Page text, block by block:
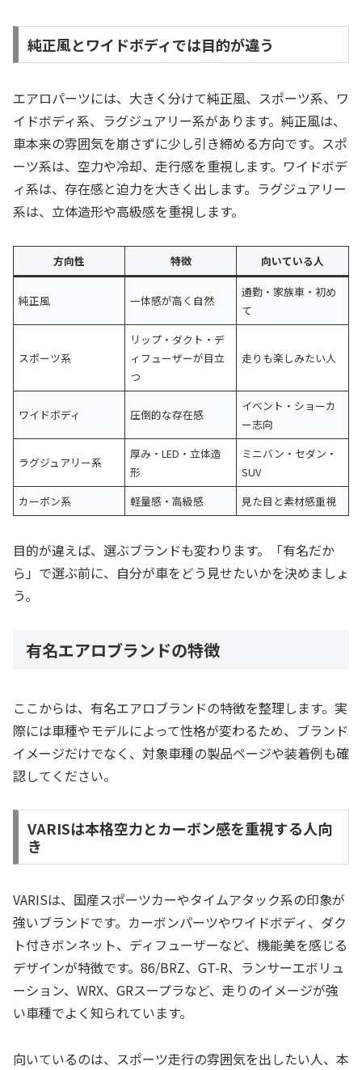
純正風とワイドボディでは目的が違う
エアロパーツには、大きく分けて純正風、スポーツ系、ワ
イドボディ系、ラグジュアリー系があります。純正風は、
車本来の雰囲気を崩さずに少し引き締める方向です。スポ
ーツ系は、空力や冷却、走行感を重視します。ワイドボデ
ィ系は、存在感と迫力を大きく出します。ラグジュアリー
系は、立体造形や高級感を重視します。
方向性 特徴 向いている人
純正風 一体感が高く自然
通勤・家族車・初め
て
スポーツ系
リップ・ダクト・デ
ィフューザーが目立
つ
走りも楽しみたい人
ワイドボディ 圧倒的な存在感
イベント・ショーカ
ー志向
ラグジュアリー系
厚み・LED・立体造
形
ミニバン・セダン・
SUV
カーボン系
軽量感・高級感 見た目と素材感重視
目的が違えば、選ぶブランドも変わります。「有名だか
ら」で選ぶ前に、自分が車をどう見せたいかを決めましょ
う。
有名エアロブランドの特徴
ここからは、有名エアロブランドの特徴を整理します。実
際には車種やモデルによって性格が変わるため、ブランド
イメージだけでなく、対象車種の製品ページや装着例も確
認してください。
VARISは本格空力とカーボン感を重視する人向
き
VARISは、国産スポーツカーやタイムアタック系の印象が
強いブランドです。カーボンパーツやワイドボディ、ダク
ト付きボンネット、ディフューザーなど、機能美を感じる
デザインが特徴です。86/BRZ、GT-R、ランサーエボリュ
ーション、WRX、GRスープラなど、走りのイメージが強
い車種でよく知られています。
向いているのは、スポーツ走行の雰囲気を出したい人、本